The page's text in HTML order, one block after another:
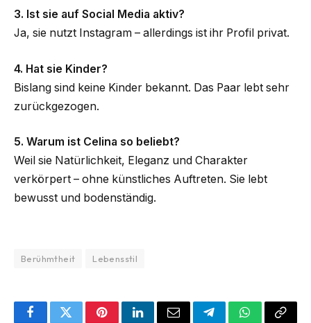
3. Ist sie auf Social Media aktiv?
Ja, sie nutzt Instagram – allerdings ist ihr Profil privat.
4. Hat sie Kinder?
Bislang sind keine Kinder bekannt. Das Paar lebt sehr
zurückgezogen.
5. Warum ist Celina so beliebt?
Weil sie Natürlichkeit, Eleganz und Charakter
verkörpert – ohne künstliches Auftreten. Sie lebt
bewusst und bodenständig.
Berühmtheit Lebensstil